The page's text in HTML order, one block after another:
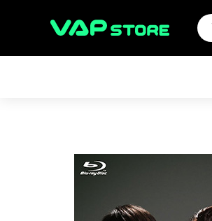
アンパンマン音楽商品